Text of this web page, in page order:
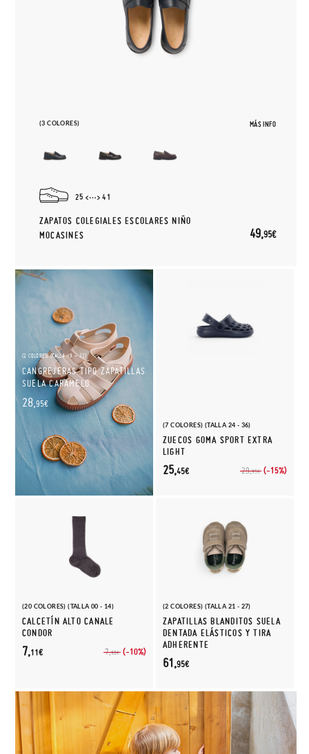
(3 COLORES) MÁS INFO
25 41
ZAPATOS COLEGIALES ESCOLARES NIÑO
MOCASINES
49,95€
(2 COLORES) (TALLA 19 - 32)
CANGREJERAS TIPO ZAPATILLAS
SUELA CARAMELO
28, 95€
(7 COLORES) (TALLA 24 - 36)
ZUECOS GOMA SPORT EXTRA
LIGHT
29,95€ (-15%)
25,45€
(20 COLORES) (TALLA 00 - 14)
CALCETÍN ALTO CANALE
CONDOR
7,90€ (-10%)
7,11€
(2 COLORES) (TALLA 21 - 27)
ZAPATILLAS BLANDITOS SUELA
DENTADA ELÁSTICOS Y TIRA
ADHERENTE
61,95€